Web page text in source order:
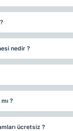
nedir ?
?
ücretsiz ?